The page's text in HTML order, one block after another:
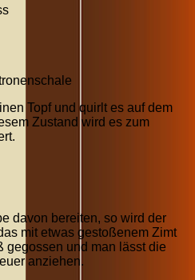
Topf und quirlt es auf dem
Zustand wird es zum
davon bereiten, so wird der
mit etwas gestoßenem Zimt
gegossen und man lässt die
anziehen.